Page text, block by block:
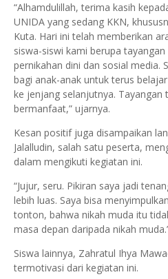
“Alhamdulillah, terima kasih
UNIDA yang sedang KKN,
Kuta. Hari ini telah memberikan
siswa-siswi kami berupa
pernikahan dini dan sosial media.
bagi anak-anak untuk terus
ke jenjang selanjutnya. Tayangan
bermanfaat,” ujarnya.
Kesan positif juga disampaikan
Jalalludin, salah satu peserta,
dalam mengikuti kegiatan ini.
“Jujur, seru. Pikiran saya jadi
lebih luas. Saya bisa
tonton, bahwa nikah muda itu
masa depan daripada nikah
Siswa lainnya, Zahratul Ihya
termotivasi dari kegiatan ini.